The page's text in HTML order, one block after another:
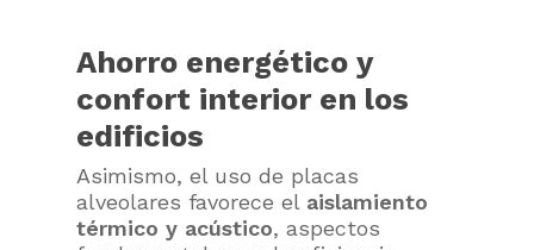
Ahorro energético y
confort interior en los
edificios
Asimismo, el uso de placas
alveolares favorece el aislamiento
térmico y acústico, aspectos